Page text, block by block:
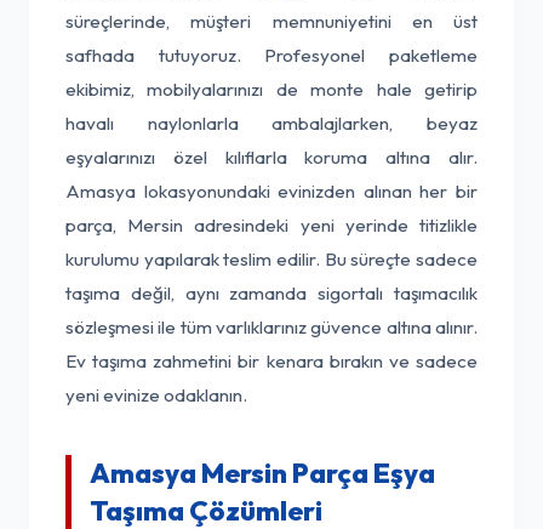
süreçlerinde, müşteri memnuniyetini en üst
safhada tutuyoruz. Profesyonel paketleme
ekibimiz, mobilyalarınızı de monte hale getirip
havalı naylonlarla ambalajlarken, beyaz
eşyalarınızı özel kılıflarla koruma altına alır.
Amasya lokasyonundaki evinizden alınan her bir
parça, Mersin adresindeki yeni yerinde titizlikle
kurulumu yapılarak teslim edilir. Bu süreçte sadece
taşıma değil, aynı zamanda sigortalı taşımacılık
sözleşmesi ile tüm varlıklarınız güvence altına alınır.
Ev taşıma zahmetini bir kenara bırakın ve sadece
yeni evinize odaklanın.
Amasya Mersin Parça Eşya
Taşıma Çözümleri